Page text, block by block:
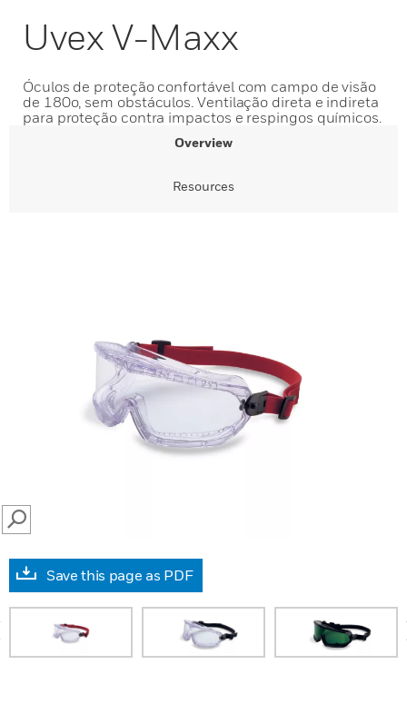
Uvex V-Maxx
Óculos de proteção confortável com campo de visão
de 180o, sem obstáculos. Ventilação direta e indireta
para proteção contra impactos e respingos químicos.
Overview
Resources
SEARCH
Save this page as PDF